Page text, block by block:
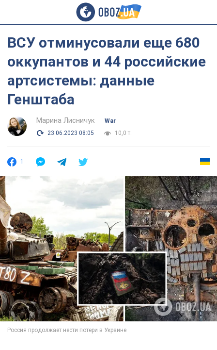
ВСУ отминусовали еще 680
оккупантов и 44 российские
артсистемы: данные
Генштаба
Марина Лисничук
War
23.06.2023 08:05
10,0 т.
1